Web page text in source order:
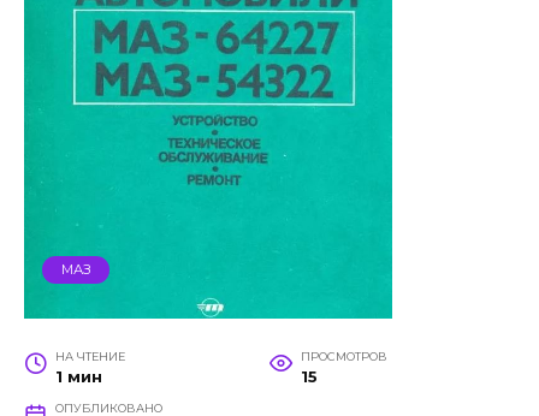
МАЗ
НА ЧТЕНИЕ
1 мин
ПРОСМОТРОВ
15
ОПУБЛИКОВАНО